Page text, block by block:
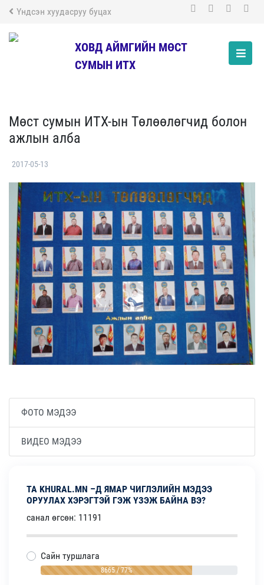
Үндсэн хуудасруу буцах
ХОВД АЙМГИЙН МӨСТ
СУМЫН ИТХ
Мөст сумын ИТХ-ын Төлөөлөгчид болон
ажлын алба
2017-05-13
ФОТО МЭДЭЭ
ВИДЕО МЭДЭЭ
ТА KHURAL.MN –Д ЯМАР ЧИГЛЭЛИЙН МЭДЭЭ
ОРУУЛАХ ХЭРЭГТЭЙ ГЭЖ ҮЗЭЖ БАЙНА ВЭ?
санал өгсөн: 11191
Сайн туршлага
8665 / 77%